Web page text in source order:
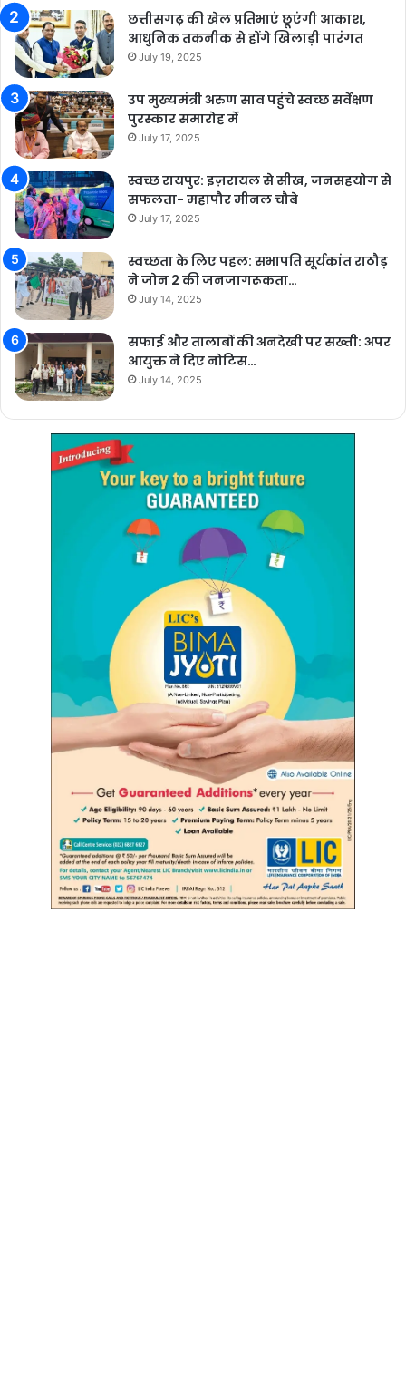
छत्तीसगढ़ की खेल प्रतिभाएं छूएंगी आकाश,
आधुनिक तकनीक से होंगे खिलाड़ी पारंगत
July 19, 2025
उप मुख्यमंत्री अरुण साव पहुंचे स्वच्छ सर्वेक्षण
पुरस्कार समारोह में
July 17, 2025
स्वच्छ रायपुर: इज़रायल से सीख, जनसहयोग से
सफलता- महापौर मीनल चौबे
July 17, 2025
स्वच्छता के लिए पहल: सभापति सूर्यकांत राठौड़
ने जोन 2 की जनजागरूकता…
July 14, 2025
सफाई और तालाबों की अनदेखी पर सख्ती: अपर
आयुक्त ने दिए नोटिस…
July 14, 2025